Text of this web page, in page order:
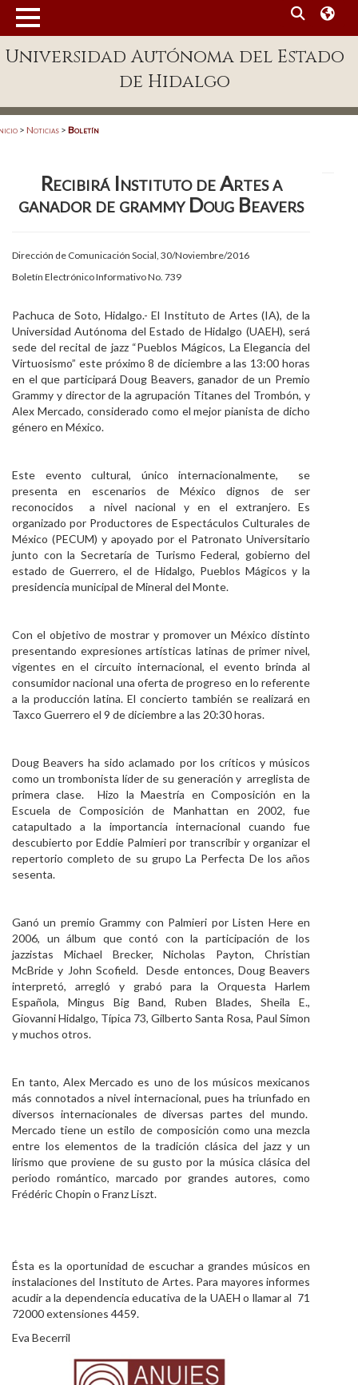
Enlaces
Patronato
Publicaciones en línea
Acreditación Internacional
Alumnado
Aspirantes
Personal
Alumni
Universidad Autónoma del Estado
de Hidalgo
> Noticias > Boletín
Recibirá Instituto de Artes a
ganador de grammy Doug Beavers
Dirección de Comunicación Social, 30/Noviembre/2016
Boletín Electrónico Informativo No. 739
Pachuca de Soto, Hidalgo.- El Instituto de Artes (IA), de la
Universidad Autónoma del Estado de Hidalgo (UAEH), será
sede del recital de jazz “Pueblos Mágicos, La Elegancia del
Virtuosismo” este próximo 8 de diciembre a las 13:00 horas
en el que participará Doug Beavers, ganador de un Premio
Grammy y director de la agrupación Titanes del Trombón, y
Alex Mercado, considerado como el mejor pianista de dicho
género en México.
Este evento cultural, único internacionalmente, se
presenta en escenarios de México dignos de ser
reconocidos a nivel nacional y en el extranjero. Es
organizado por Productores de Espectáculos Culturales de
México (PECUM) y apoyado por el Patronato Universitario
junto con la Secretaría de Turismo Federal, gobierno del
estado de Guerrero, el de Hidalgo, Pueblos Mágicos y la
presidencia municipal de Mineral del Monte.
Con el objetivo de mostrar y promover un México distinto
presentando expresiones artísticas latinas de primer nivel,
vigentes en el circuito internacional, el evento brinda al
consumidor nacional una oferta de progreso en lo referente
a la producción latina. El concierto también se realizará en
Taxco Guerrero el 9 de diciembre a las 20:30 horas.
Doug Beavers ha sido aclamado por los críticos y músicos
como un trombonista líder de su generación y arreglista de
primera clase. Hizo la Maestría en Composición en la
Escuela de Composición de Manhattan en 2002, fue
catapultado a la importancia internacional cuando fue
descubierto por Eddie Palmieri por transcribir y organizar el
repertorio completo de su grupo La Perfecta De los años
sesenta.
Ganó un premio Grammy con Palmieri por Listen Here en
2006, un álbum que contó con la participación de los
jazzistas Michael Brecker, Nicholas Payton, Christian
McBride y John Scofield. Desde entonces, Doug Beavers
interpretó, arregló y grabó para la Orquesta Harlem
Española, Mingus Big Band, Ruben Blades, Sheila E.,
Giovanni Hidalgo, Típica 73, Gilberto Santa Rosa, Paul Simon
y muchos otros.
En tanto, Alex Mercado es uno de los músicos mexicanos
más connotados a nivel internacional, pues ha triunfado en
diversos internacionales de diversas partes del mundo.
Mercado tiene un estilo de composición como una mezcla
entre los elementos de la tradición clásica del jazz y un
lirismo que proviene de su gusto por la música clásica del
periodo romántico, marcado por grandes autores, como
Frédéric Chopin o Franz Liszt.
Ésta es la oportunidad de escuchar a grandes músicos en
instalaciones del Instituto de Artes. Para mayores informes
acudir a la dependencia educativa de la UAEH o llamar al 71
72000 extensiones 4459.
Eva Becerril